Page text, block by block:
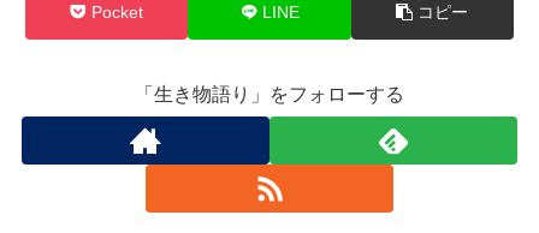
Pocket LINE コピー
「生き物語り」をフォローする